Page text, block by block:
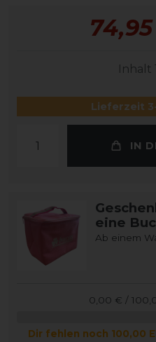
Inhalt 1
Lieferzeit
IN
eine
Ab einem
0,00 € /
Dir fehlen noch 100,00